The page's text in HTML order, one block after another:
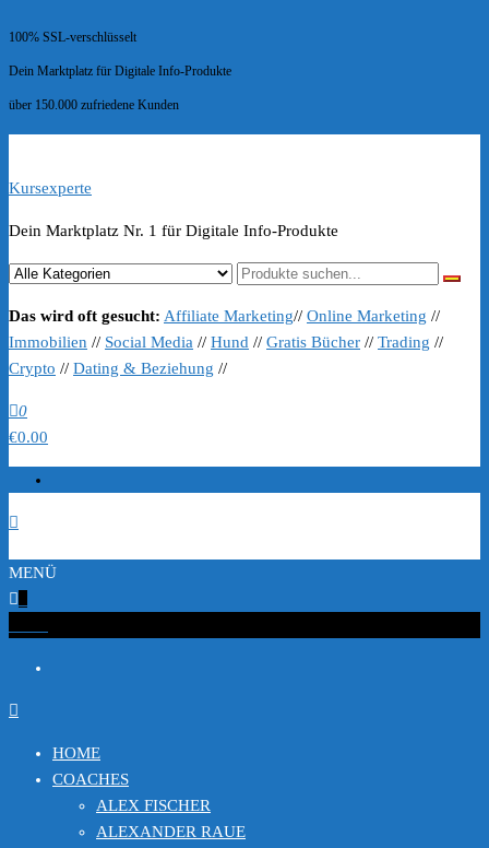
100% SSL-verschlüsselt
Dein Marktplatz für Digitale Info-Produkte
über 150.000 zufriedene Kunden
Kursexperte
Dein Marktplatz Nr. 1 für Digitale Info-Produkte
Das wird oft gesucht: Affiliate Marketing// Online Marketing //
Immobilien // Social Media // Hund // Gratis Bücher // Trading //
Crypto // Dating & Beziehung //
0
€0.00
MENÜ
HOME
COACHES
ALEX FISCHER
ALEXANDER RAUE